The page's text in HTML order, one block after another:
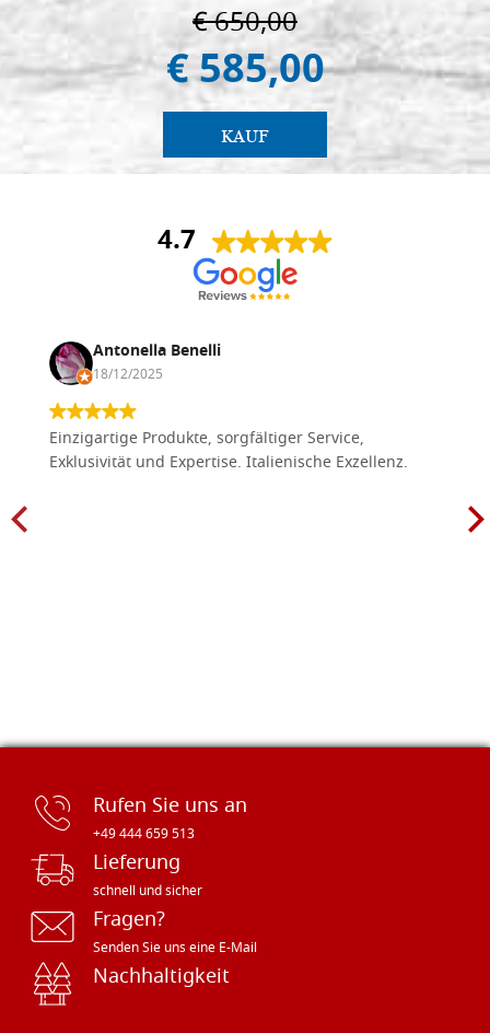
€ 650,00
€ 585,00
KAUF
4.7
Antonella Benelli
18/12/2025
Einzigartige Produkte, sorgfältiger Service,
Exklusivität und Expertise. Italienische Exzellenz.
Rufen Sie uns an
+49 444 659 513
Lieferung
schnell und sicher
Fragen?
Senden Sie uns eine E-Mail
Nachhaltigkeit